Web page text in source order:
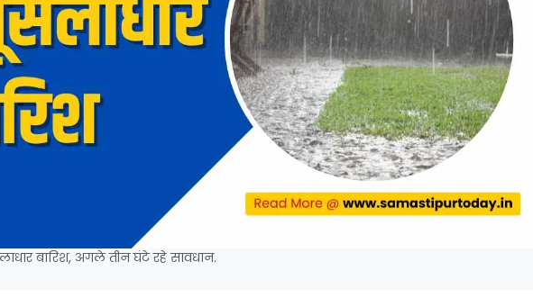
बारिश, अगले तीन घंटे रहे सावधान.